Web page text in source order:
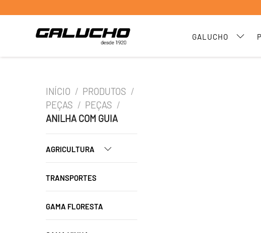
GALUCHO
INÍCIO / PRODUTOS /
PEÇAS / PEÇAS /
ANILHA COM GUIA
AGRICULTURA
TRANSPORTES
GAMA FLORESTA